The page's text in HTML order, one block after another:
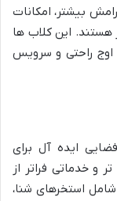
بیشتر، امکانات
هستند. این کلاب ها
راحتی و سرویس
ایده آل برای
و خدماتی فراتر از
استخرهای شنا،